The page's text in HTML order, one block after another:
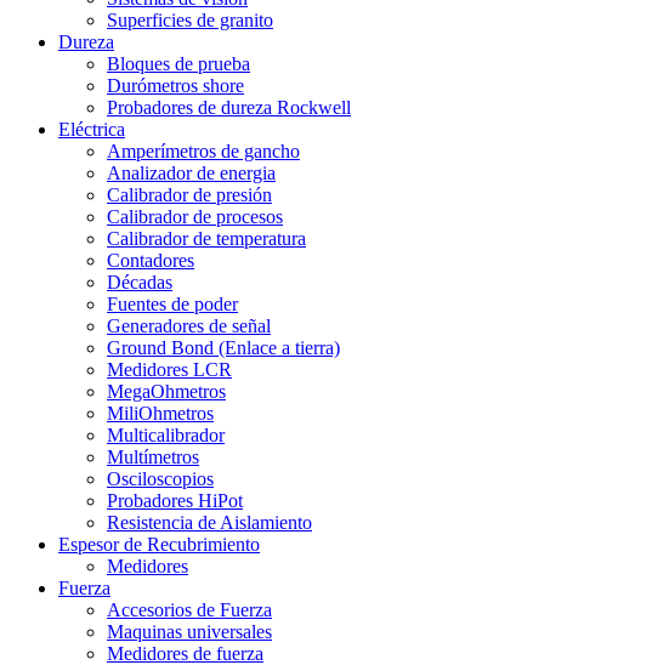
Superficies de granito
Dureza
Bloques de prueba
Durómetros shore
Probadores de dureza Rockwell
Eléctrica
Amperímetros de gancho
Analizador de energia
Calibrador de presión
Calibrador de procesos
Calibrador de temperatura
Contadores
Décadas
Fuentes de poder
Generadores de señal
Ground Bond (Enlace a tierra)
Medidores LCR
MegaOhmetros
MiliOhmetros
Multicalibrador
Multímetros
Osciloscopios
Probadores HiPot
Resistencia de Aislamiento
Espesor de Recubrimiento
Medidores
Fuerza
Accesorios de Fuerza
Maquinas universales
Medidores de fuerza